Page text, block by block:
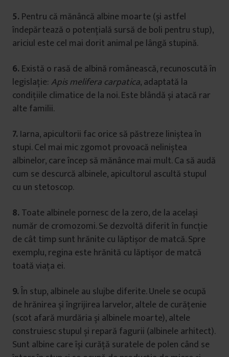
5. Pentru că mănâncă albine moarte (și astfel
îndepărtează o potențială sursă de boli pentru stup),
ariciul este cel mai dorit animal pe lângă stupină.
6. Există o rasă de albină românească, recunoscută în
legislație:Apis melifera carpatica, adaptată la
condițiile climatice de la noi. Este blândă și atacă rar
alte familii.
7. Iarna, apicultorii fac orice să păstreze liniștea în
stupi. Cel mai mic zgomot provoacă neliniștea
albinelor, care încep să mănânce mai mult. Ca să audă
cum se descurcă albinele, apicultorul ascultă stupul
cu un stetoscop.
8. Toate albinele pornesc de la zero, de la același
număr de cromozomi. Se dezvoltă diferit în funcție
de cât timp sunt hrănite cu lăptișor de matcă. Spre
exemplu, regina este hrănită cu lăptișor de matcă
toată viața ei.
9.În stup, albinele au slujbe diferite. Unele se ocupă
de hrănirea și îngrijirea larvelor, altele de curățenie
(scot afară murdăria și albinele moarte), altele
construiesc stupul și repară fagurii (albinele arhitect).
Sunt albine care își curăță suratele de polen când se